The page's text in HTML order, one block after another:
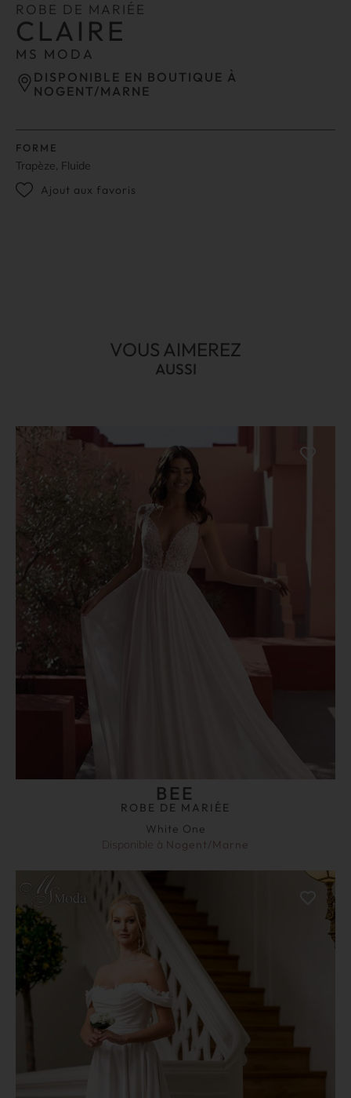
ROBE DE MARIÉE
CLAIRE
MS MODA
DISPONIBLE EN BOUTIQUE À
NOGENT/MARNE
FORME
Trapèze, Fluide
Ajout aux favoris
VOUS AIMEREZ
AUSSI
BEE
ROBE DE MARIÉE
White One
Disponible à Nogent/Marne